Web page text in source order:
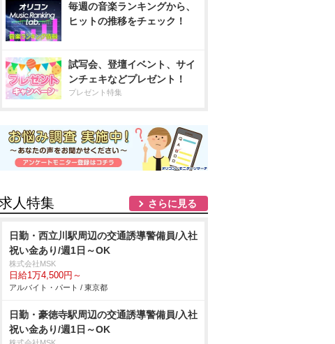
毎週の音楽ランキングから、
ヒットの推移をチェック！
試写会、登壇イベント、サイ
ンチェキなどプレゼント！
プレゼント特集
人特集 さらに見る
日勤・西立川駅周辺の交通誘導警備員/入社
祝い金あり/週1日～OK
株式会社MSK
日給1万4,500円～
アルバイト・パート / 東京都
日勤・豪徳寺駅周辺の交通誘導警備員/入社
祝い金あり/週1日～OK